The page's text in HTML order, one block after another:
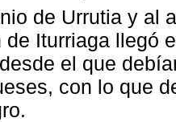
de Urrutia y al
de Iturriaga llegó
el que
con lo que